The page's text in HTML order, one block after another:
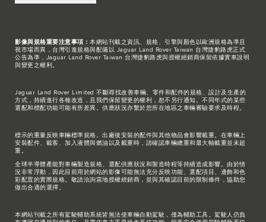
影像與規格重要注意事項： 本網站刊載之資訊、規格、引擎與顏色以歐洲規格為準且
視市場而異，台灣引進規格與配備以 Jaguar Land Rover Taiwan 台灣捷豹路虎正式
公告為準，Jaguar Land Rover Taiwan 台灣捷豹路虎與授權經銷商保留依據實車說明
與變更之權利。
Jaguar Land Rover Limited 不斷尋找改善車輛、零件和配件的規格、設計及生產的
方式，持續進行各種改造，且我們保留變更的權利，恕不另行通知。不同年式的某些
選配和標配功能可能有所差異。供應狀況亦繫於您所在地區之車輛審驗要求及時程。
標示的重量反映車輛標準規格。出廠後安裝的配件與其他物品會影響載重。在車輛上
安裝配件、載客、加入液體與燃油以及載重時，請確認車輛總重和最大軸載重並未超
重。
全球半導體產能對車輛製造規格、選配供應狀況和製造時程等持續造成影響。由於情
況非常浮動，因此目前用於網站的影像可能無法充分反映功能、選配項目、邊飾和色
彩配置的實際規格。敬請洽詢當地授權經銷商，並與其確認目前的限制條件，協助您
做出合適的選擇。
本網站刊載之所有駕駛輔助系統皆無法使車輛自動駕駛，僅為輔助工具。駕駛人仍負